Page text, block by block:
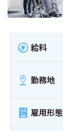
給料
勤務地
雇用形態